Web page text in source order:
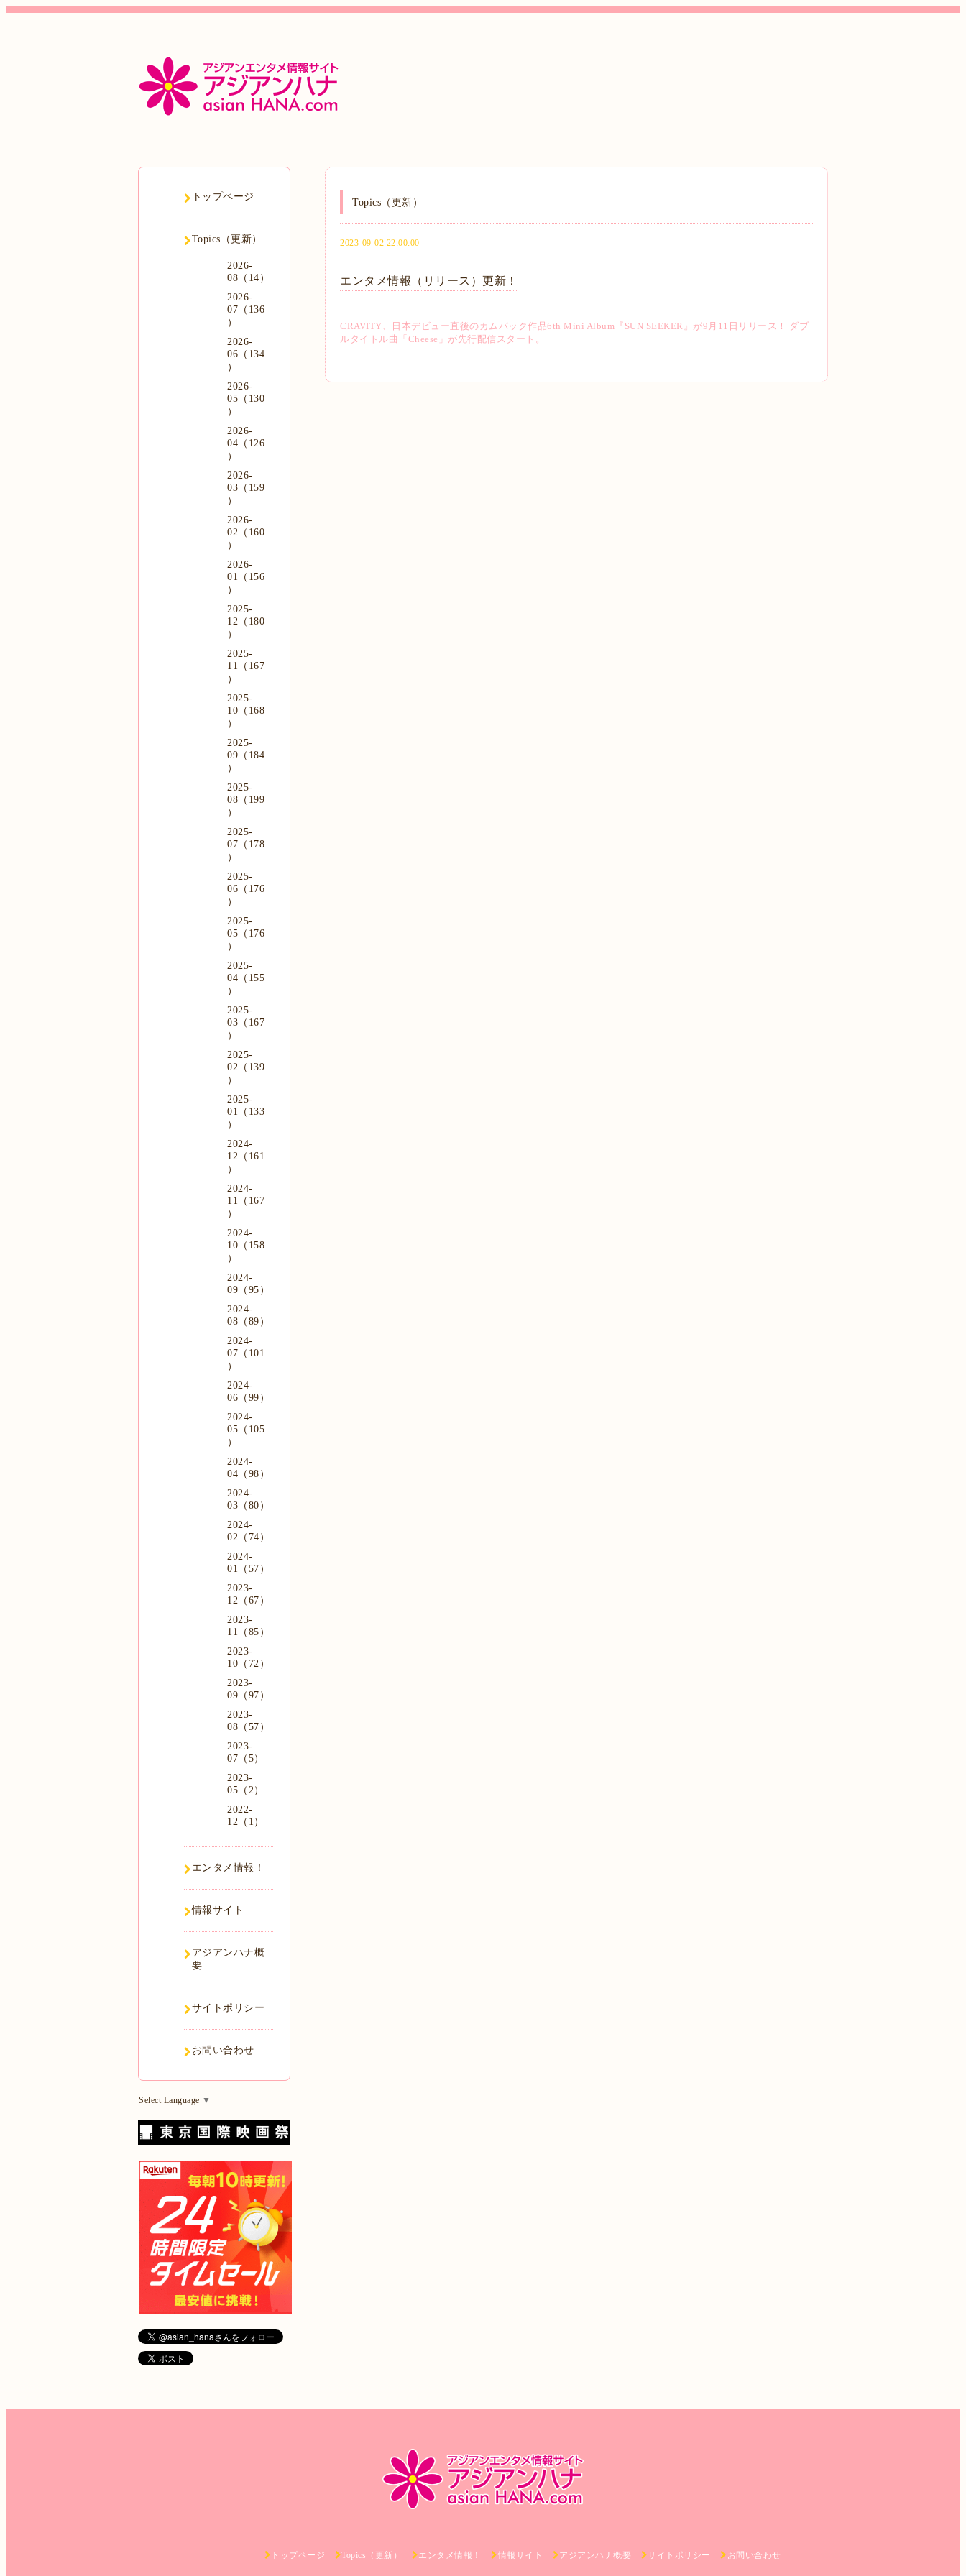
Topics（更新）
2023-09-02 22:00:00
エンタメ情報（リリース）更新！
CRAVITY、日本デビュー直後のカムバック作品6th Mini Album『SUN SEEKER』が9月11日リリース！ ダブ
ルタイトル曲「Cheese」が先行配信スタート。
トップページ
Topics（更新）
2026-
08（14）
2026-
07（136
）
2026-
06（134
）
2026-
05（130
）
2026-
04（126
）
2026-
03（159
）
2026-
02（160
）
2026-
01（156
）
2025-
12（180
）
2025-
11（167
）
2025-
10（168
）
2025-
09（184
）
2025-
08（199
）
2025-
07（178
）
2025-
06（176
）
2025-
05（176
）
2025-
04（155
）
2025-
03（167
）
2025-
02（139
）
2025-
01（133
）
2024-
12（161
）
2024-
11（167
）
2024-
10（158
）
2024-
09（95）
2024-
08（89）
2024-
07（101
）
2024-
06（99）
2024-
05（105
）
2024-
04（98）
2024-
03（80）
2024-
02（74）
2024-
01（57）
2023-
12（67）
2023-
11（85）
2023-
10（72）
2023-
09（97）
2023-
08（57）
2023-
07（5）
2023-
05（2）
2022-
12（1）
エンタメ情報！
情報サイト
アジアンハナ概
要
サイトポリシー
お問い合わせ
Select Language ▼
トップページ Topics（更新） エンタメ情報！ 情報サイト アジアンハナ概要 サイトポリシー お問い合わせ